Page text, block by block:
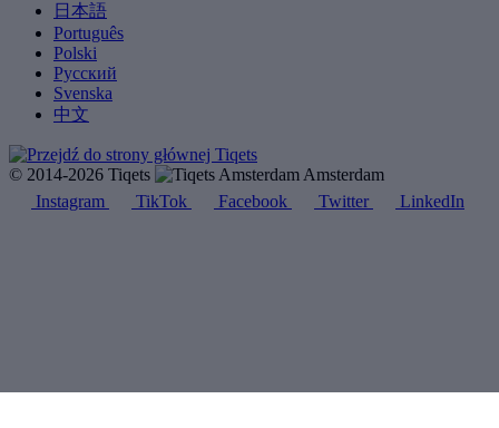
日本語
Português
Polski
Русский
Svenska
中文
© 2014-2026 Tiqets
Amsterdam
Instagram
TikTok Facebook Twitter LinkedIn